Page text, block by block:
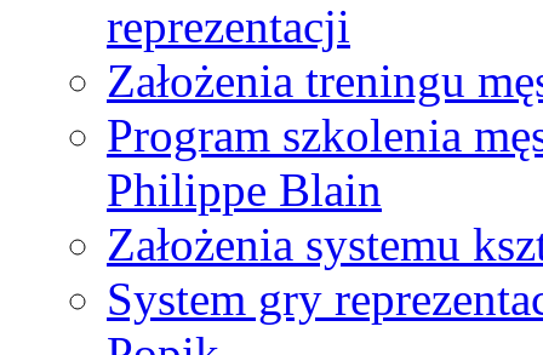
reprezentacji
Założenia treningu
Program szkolenia
Philippe Blain
Założenia systemu
System gry